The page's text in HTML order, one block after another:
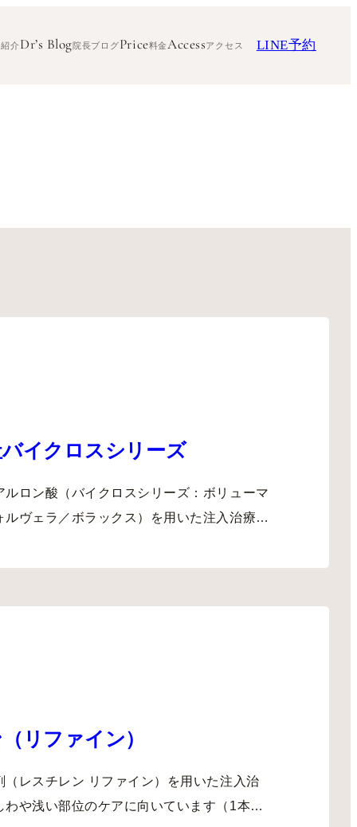
介Dr’s Blog院長ブログPrice料金Accessアクセス LINE予約
イクロスシリーズ
ルロン酸（バイクロスシリーズ：ボリューマ
ルヴェラ／ボラックス）を用いた注入治療…
リファイン）
（レスチレン リファイン）を用いた注入治
わや浅い部位のケアに向いています（1本…